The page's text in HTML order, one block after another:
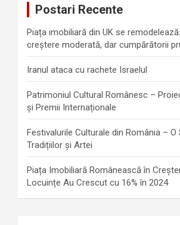
Postari Recente
Piața imobiliară din UK se
creștere moderată, dar cumpărătorii
Iranul ataca cu rachete Israelul
Patrimoniul Cultural Românesc –
și Premii Internaționale
Festivalurile Culturale din România –
Tradițiilor și Artei
Piața Imobiliară Românească în
Locuințe Au Crescut cu 16% în 2024